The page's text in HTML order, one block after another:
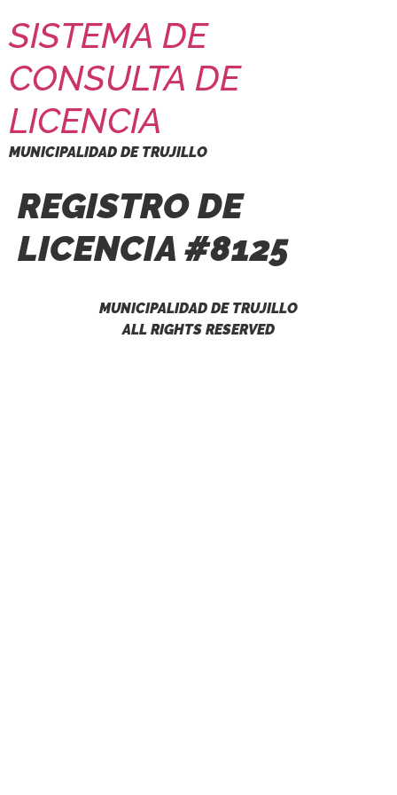
SISTEMA DE
CONSULTA DE
LICENCIA
MUNICIPALIDAD DE TRUJILLO
REGISTRO DE
LICENCIA #8125
MUNICIPALIDAD DE TRUJILLO
ALL RIGHTS RESERVED